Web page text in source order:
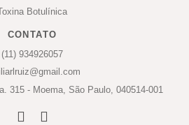
Botulínica
CONTATO
(11) 934926057
315 - Moema, São Paulo, 040514-001